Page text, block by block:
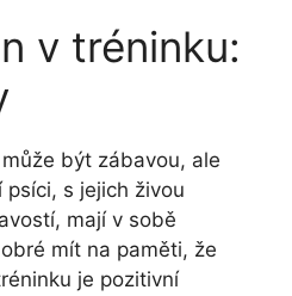
v tréninku:
být zábavou, ale
s jejich živou
mají v sobě
mít na paměti, že
je pozitivní